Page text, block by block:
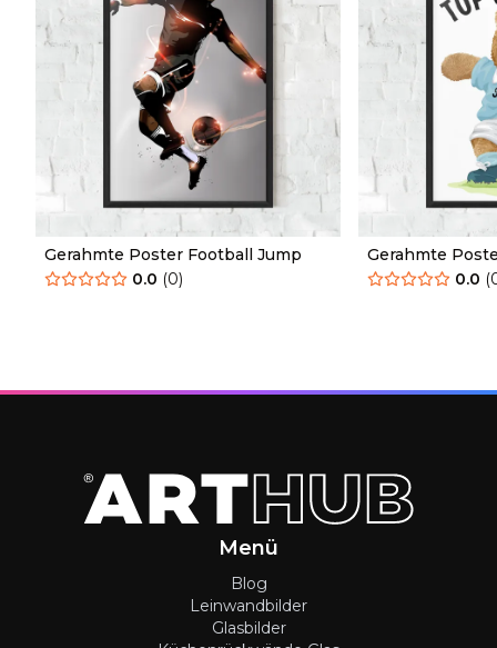
Gerahmte Poster Football Jump
0.0 (0)
Gerahmte
0.0 (
Menü
Blog
Leinwandbilder
Glasbilder